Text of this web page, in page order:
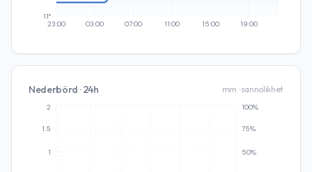
23:00 03:00 07:00 11:00 15:00 19:00
11°
Nederbörd · 24h mm · sannolikhet
1
1.5
2
50%
75%
100%